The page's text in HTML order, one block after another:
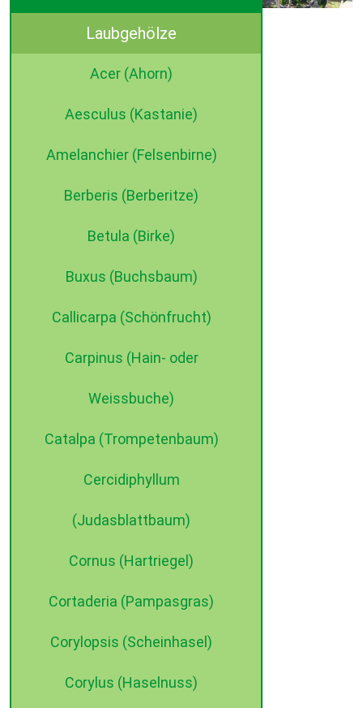
Laubgehölze
Acer (Ahorn)
Aesculus (Kastanie)
Amelanchier (Felsenbirne)
Berberis (Berberitze)
Betula (Birke)
Buxus (Buchsbaum)
Callicarpa (Schönfrucht)
Carpinus (Hain- oder
Weissbuche)
Catalpa (Trompetenbaum)
Cercidiphyllum
(Judasblattbaum)
Cornus (Hartriegel)
Cortaderia (Pampasgras)
Corylopsis (Scheinhasel)
Corylus (Haselnuss)
©2015 dehne internet